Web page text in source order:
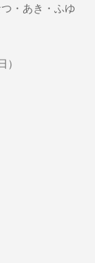
・あき・ふゆ